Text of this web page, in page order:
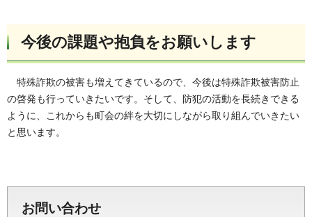
今後の課題や抱負をお願いします
特殊詐欺の被害も増えてきているので 、今後は特殊詐欺被害防止
の啓発も行っていきたいです。そして、防犯の活動を長続きできる
ように、これからも町会の絆を大切にしながら取り組んでいきたい
と思います。
お問い合わせ